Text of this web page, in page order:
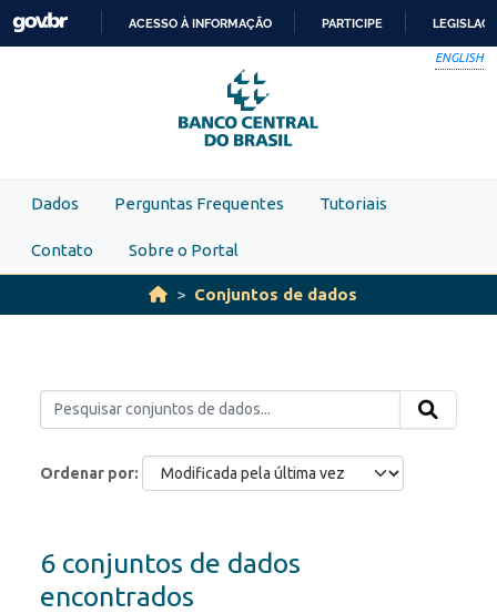
Skip to main content
PARA
O
CONTEÚDO
ACESSO À INFORMAÇÃO PARTICIPE
ENGLISH
Dados Perguntas Frequentes Tutoriais
Contato Sobre o Portal
Conjuntos de dados
Ordenar por
6 conjuntos de dados
encontrados